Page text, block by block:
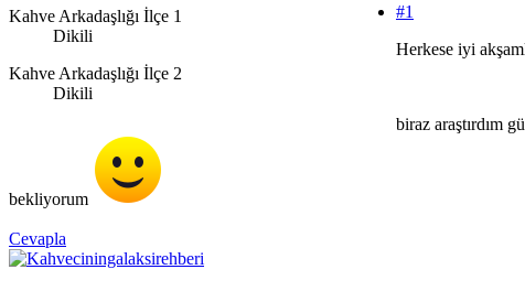
Kahve Arkadaşlığı İlçe 1
Dikili
Kahve Arkadaşlığı İlçe 2
Dikili
#1
Herkese iyi
biraz araştırdım
bekliyorum
Cevapla